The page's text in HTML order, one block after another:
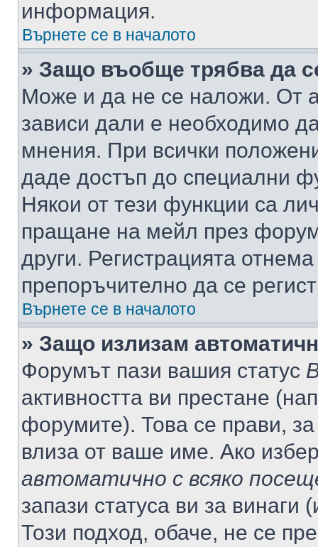
информация.
Върнете се в началото
» Защо въобще трябва да
Може и да не се наложи. От
зависи дали е необходимо
мнения. При всички
даде достъп до специални
Някои от тези функции са
пращане на мейл през
други. Регистрацията
препоръчително да се
Върнете се в началото
» Защо излизам
Форумът пази вашия статус
активността ви престане
форумите). Това се прави,
влиза от ваше име. Ако
автоматично с всяко
запази статуса ви за винаги
Този подход, обаче, не се